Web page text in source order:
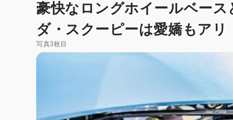
豪快なロングホイールベー
ダ・スクーピーは愛嬌もアリ
写真3枚目